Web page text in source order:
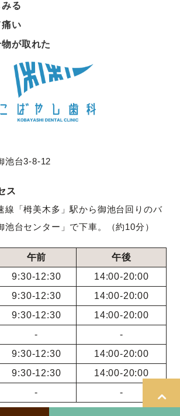
る
い
が取れた
池台3-8-12
ス
線「栂美木多」駅から御池台回りのバ
池台センター」で下車。（約10分）
午前
午後
9:30-12:30
14:00-20:00
9:30-12:30
14:00-20:00
9:30-12:30
14:00-20:00
-
-
9:30-12:30
14:00-20:00
9:30-12:30
14:00-20:00
- -